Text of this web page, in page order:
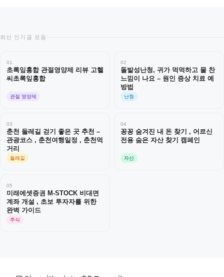
최신 인기글 모음
01
초록잎홍합 관절영양제 리뷰 고헬
씨초록잎홍합
관절 영양제
02
돌발성난청, 귀가 먹먹하고 물 찬
느낌이 나요 – 원인 증상 치료 예
방법
난청
03
춘천 둘레길 걷기 좋은 곳 추천 –
관광코스 , 춘천여행일정 , 춘천먹
거리
둘레길
04
꽁꽁 숨겨진 내 돈 찾기 , 어르신
전용 숨은 자산 찾기 캠페인
자산
05
미래에셋증권 M-STOCK 비대면
계좌 개설 , 초보 투자자를 위한
완벽 가이드
주식